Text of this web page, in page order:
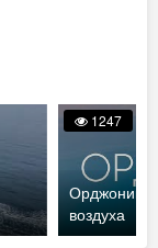
воздуха
1247